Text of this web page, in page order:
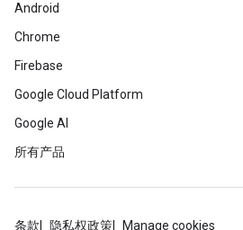
Android
Chrome
Firebase
Google Cloud Platform
Google AI
所有产品
条款 隐私权政策 Manage cookies